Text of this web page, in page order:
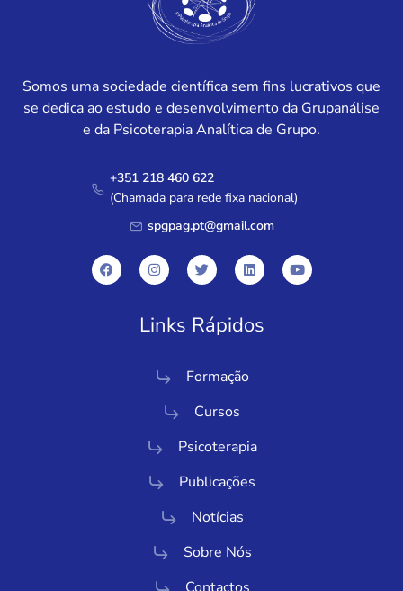
Somos uma sociedade científica sem fins lucrativos que
se dedica ao estudo e desenvolvimento da Grupanálise
e da Psicoterapia Analítica de Grupo.
+351 218 460 622
(Chamada para rede fixa nacional)
spgpag.pt@gmail.com
Links Rápidos
Formação
Cursos
Psicoterapia
Publicações
Notícias
Sobre Nós